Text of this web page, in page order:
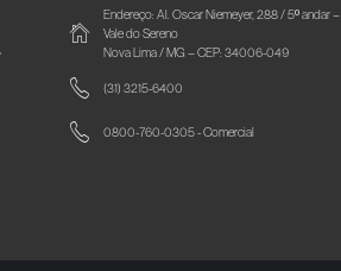
Endereço: Al. Oscar Niemeyer, 288 / 5º andar –
Vale do Sereno
Nova Lima / MG – CEP: 34006-049
(31) 3215-6400
0800-760-0305 - Comercial